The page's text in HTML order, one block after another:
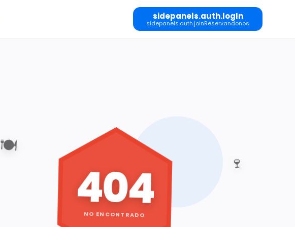
sidepanels.auth.logIn
sidepanels.auth.joinReservandonos
🍽️
🍷
404
NO ENCONTRADO